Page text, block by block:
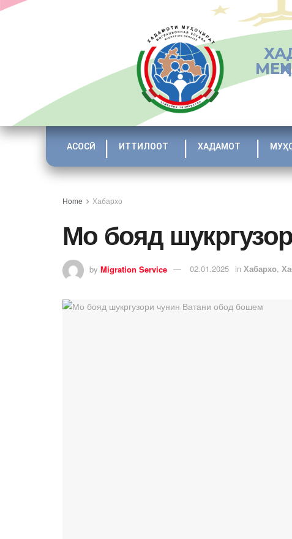
АСОСӢ ИТТИЛООТ ХАДАМОТ
Home Хабархо
Мо бояд
by Migration Service 02.01.2025 in Хабархо,